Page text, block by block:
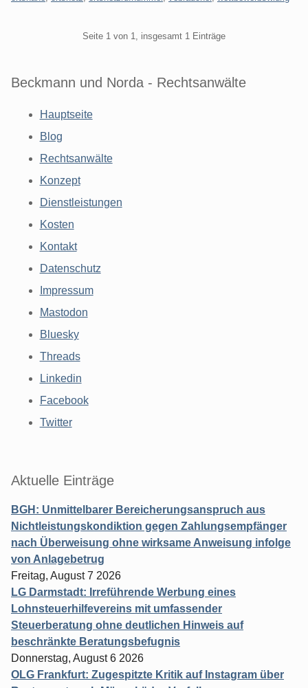
Seite 1 von 1, insgesamt 1 Einträge
Beckmann und Norda - Rechtsanwälte
Hauptseite
Blog
Rechtsanwälte
Konzept
Dienstleistungen
Kosten
Kontakt
Datenschutz
Impressum
Mastodon
Bluesky
Threads
Linkedin
Facebook
Twitter
Aktuelle Einträge
BGH: Unmittelbarer Bereicherungsanspruch aus
Nichtleistungskondiktion gegen Zahlungsempfänger
nach Überweisung ohne wirksame Anweisung infolge
von Anlagebetrug
Freitag, August 7 2026
LG Darmstadt: Irreführende Werbung eines
Lohnsteuerhilfevereins mit umfassender
Steuerberatung ohne deutlichen Hinweis auf
beschränkte Beratungsbefugnis
Donnerstag, August 6 2026
OLG Frankfurt: Zugespitzte Kritik auf Instagram über